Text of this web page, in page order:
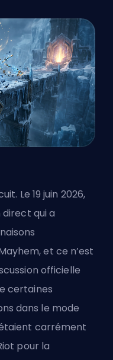
Le 19 juin 2026,
qui a
et ce n’est
officielle
certaines
dans le mode
carrément
pour la